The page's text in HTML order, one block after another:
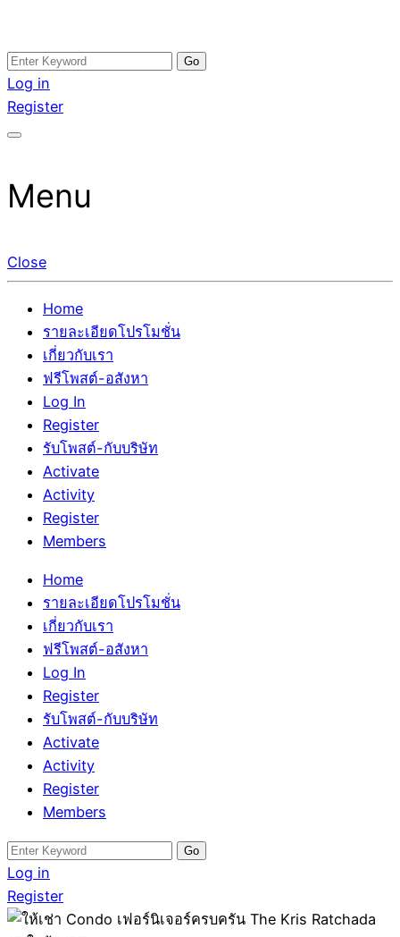
Skip
to
content
อสังหาโพสต์ รีวิวเยอะ รับจ้างโพสต์ขายบ้าน รับจ้างโพสต์อสัง
หา แตกต่างอย่างตั้งใจ รับรองผล อันดับ1 การโพสต์ขายอสังหา
กับทีมงานบริษัท บ้าน ที่ดิน คอนโด ติดGoogleหน้าแรกได้จริงๆ
รับจ้างโพสอสังหา ขายบ้าน อสังหาโพสต์ เชื่อถือได้จริง รับ
โพสต์ ที่ดิน กับทีมงานบริษัท ถูกและดีที่สุด ไม่มีค่านายหน้า
ขายได้จริงๆ ช่วยสร้างโอกาสในการขายได้มากกว่า ที่เดียว ที่
Search
for:
Log in
Register
Menu
Close
Home
รายละเอียดโปรโมชั่น
เกี่ยวกับเรา
ฟรีโพสต์-อสังหา
Log In
Register
รับโพสต์-กับบริษัท
Activate
Activity
Register
Members
Home
รายละเอียดโปรโมชั่น
เกี่ยวกับเรา
ฟรีโพสต์-อสังหา
Log In
Register
รับโพสต์-กับบริษัท
Activate
Activity
Register
Members
Search
for:
Log in
Register